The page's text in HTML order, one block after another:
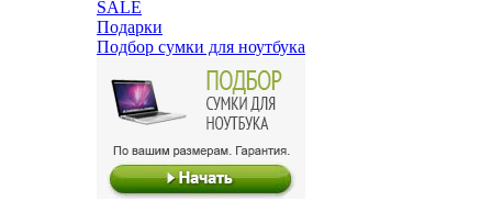
SALE
Подарки
Подбор сумки для ноутбука